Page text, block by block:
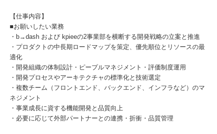
【仕事内容】
■お願いしたい業務
・b→dash および kpieeの2事業部を横断する開発戦略の立案と推進
・プロダクトの中長期ロードマップを策定、優先順位とリソースの最
適化
・開発組織の体制設計・ピープルマネジメント・評価制度運用
・開発プロセスやアーキテクチャの標準化と技術選定
・複数チーム（フロントエンド、バックエンド、インフラなど）のマ
ネジメント
・事業成長に資する機能開発と品質向上
・必要に応じて外部パートナーとの連携・折衝・品質管理